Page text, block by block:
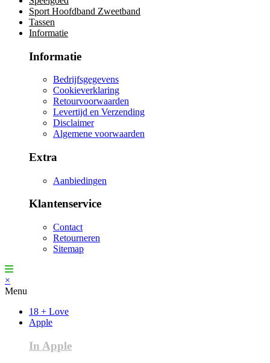
Sport Hoofdband Zweetband
Tassen
Informatie
Informatie
Bedrijfsgegevens
Cookieverklaring
Retourvoorwaarden
Levertijd en Verzending
Disclaimer
Algemene voorwaarden
Extra
Aanbiedingen
Klantenservice
Contact
Retourneren
Sitemap
×
Menu
18 + Love
Apple
In Apple